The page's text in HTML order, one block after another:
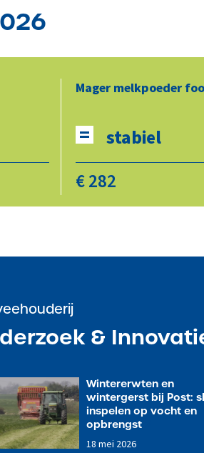
Mager melkpoeder
stabiel
€ 282
&
Wintererwten en
wintergerst bij Post:
inspelen op vocht en
opbrengst
18 mei 2026